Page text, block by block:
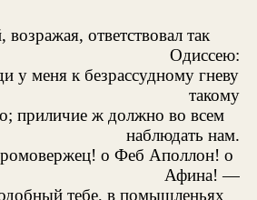
ответствовал так
Одиссею:
у меня к безрассудному гневу
такому
приличие ж должно во всем
наблюдать нам.
о Феб Аполлон! о
Афина! —
тебе, в помышленьях